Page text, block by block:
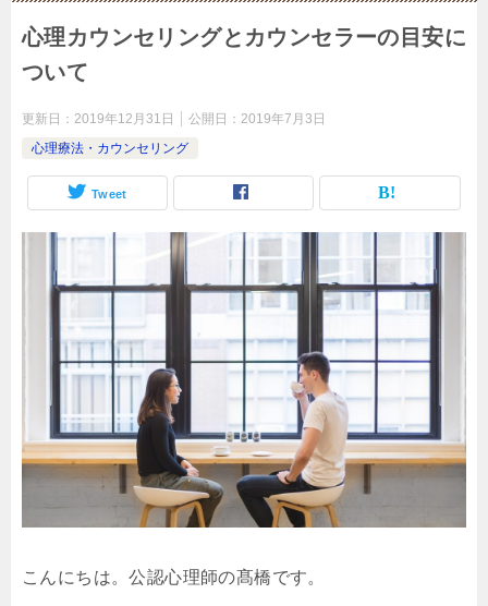
心理カウンセリングとカウンセラーの目安に
ついて
更新日： 2019年12月31日 公開日： 2019年7月3日
心理療法・カウンセリング
Tweet
こんにちは。公認心理師の髙橋です。